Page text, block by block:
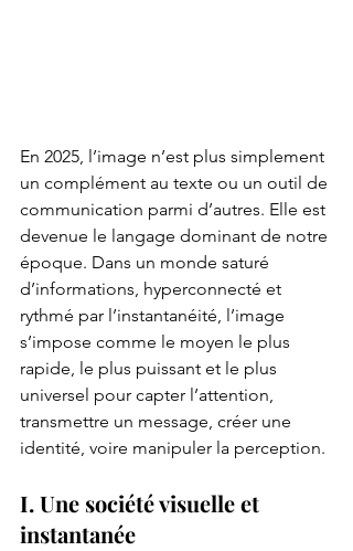
En 2025, l’image n’est plus simplement
un complément au texte ou un outil de
communication parmi d’autres. Elle est
devenue le langage dominant de notre
époque. Dans un monde saturé
d’informations, hyperconnecté et
rythmé par l’instantanéité, l’image
s’impose comme le moyen le plus
rapide, le plus puissant et le plus
universel pour capter l’attention,
transmettre un message, créer une
identité, voire manipuler la perception.
I. Une société visuelle et
instantanée